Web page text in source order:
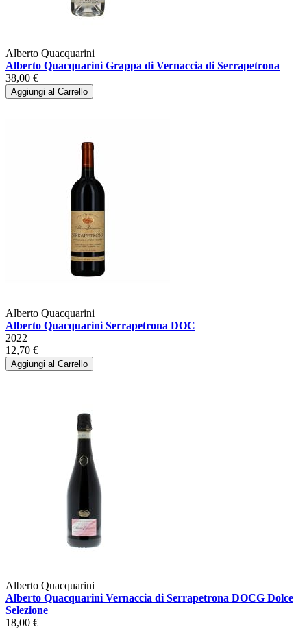
Alberto Quacquarini
Alberto Quacquarini Grappa di Vernaccia di Serrapetrona
38,00 €
Aggiungi al Carrello
Alberto Quacquarini
Alberto Quacquarini Serrapetrona DOC
2022
12,70 €
Aggiungi al Carrello
Alberto Quacquarini
Alberto Quacquarini Vernaccia di Serrapetrona DOCG Dolce
Selezione
18,00 €